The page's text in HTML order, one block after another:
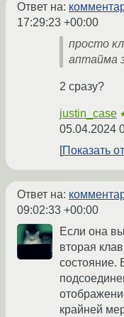
Ответ на:
17:29:23 +00:00
просто
аптайма
2 сразу?
justin_case
05.04.2024
Показать
Ответ на:
09:02:33 +00:00
Если она
вторая
состояние.
крайней